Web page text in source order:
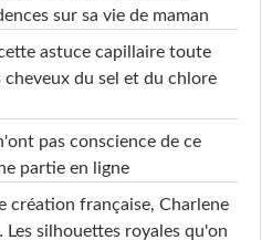
sur sa vie de maman
astuce capillaire toute
du sel et du chlore
pas conscience de ce
partie en ligne
création française, Charlene
silhouettes royales qu'on